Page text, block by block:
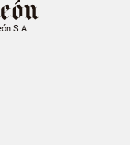
S.A.